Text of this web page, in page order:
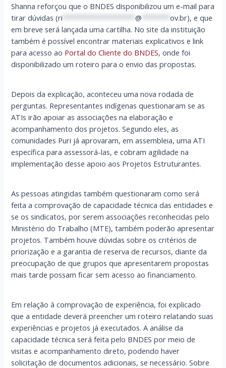
Shanna reforçou que o BNDES disponibilizou um e-mail para
tirar dúvidas (ri ******************@ *******ov.br), e que
em breve será lançada uma cartilha. No site da instituição
também é possível encontrar materiais explicativos e link
para acesso ao Portal do Cliente do BNDES, onde foi
disponibilizado um roteiro para o envio das propostas.
Depois da explicação, aconteceu uma nova rodada de
perguntas. Representantes indígenas questionaram se as
ATIs irão apoiar as associações na elaboração e
acompanhamento dos projetos. Segundo eles, as
comunidades Puri já aprovaram, em assembleia, uma ATI
específica para assessorá-las, e cobram agilidade na
implementação desse apoio aos Projetos Estruturantes.
As pessoas atingidas também questionaram como será
feita a comprovação de capacidade técnica das entidades e
se os sindicatos, por serem associações reconhecidas pelo
Ministério do Trabalho (MTE), também poderão apresentar
projetos. Também houve dúvidas sobre os critérios de
priorização e a garantia de reserva de recursos, diante da
preocupação de que grupos que apresentarem propostas
mais tarde possam ficar sem acesso ao financiamento.
Em relação à comprovação de experiência, foi explicado
que a entidade deverá preencher um roteiro relatando suas
experiências e projetos já executados. A análise da
capacidade técnica será feita pelo BNDES por meio de
visitas e acompanhamento direto, podendo haver
solicitação de documentos adicionais, se necessário. Sobre